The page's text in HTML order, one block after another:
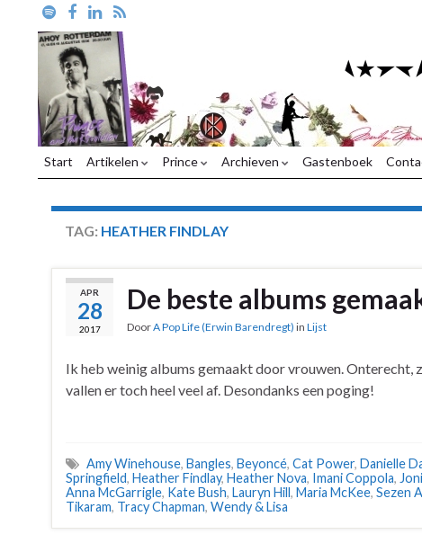
Start Artikelen Prince Archieven Gastenboek
TAG: HEATHER FINDLAY
APR
28
2017
De beste albums
DoorA Pop Life (Erwin Barendregt) in Lijst
Ik heb weinig albums gemaakt door vrouwen. Onterecht,
vallen er toch heel veel af. Desondanks een poging!
Amy Winehouse, Bangles, Beyoncé, Cat Power, Danielle
Springfield, Heather Findlay, Heather Nova, Imani Coppola,
Anna McGarrigle, Kate Bush, Lauryn Hill, Maria McKee, Sezen
Tikaram, Tracy Chapman, Wendy & Lisa